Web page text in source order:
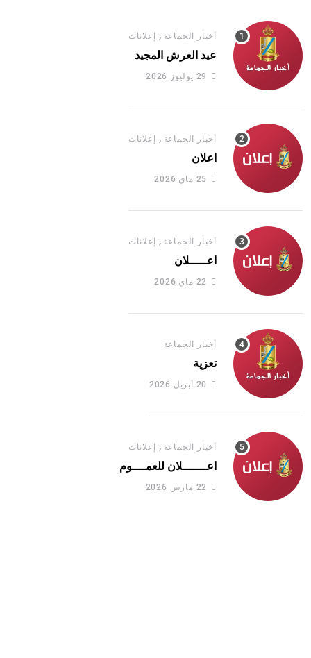
أخبار الجماعة , إعلانات
عيد العرش المجيد
29 يوليوز 2026
أخبار الجماعة , إعلانات
اعلان
25 ماي 2026
أخبار الجماعة , إعلانات
اعـــــلان
22 ماي 2026
أخبار الجماعة
تعزية
20 أبريل 2026
أخبار الجماعة , إعلانات
اعـــــــلان للعمــــوم
22 مارس 2026